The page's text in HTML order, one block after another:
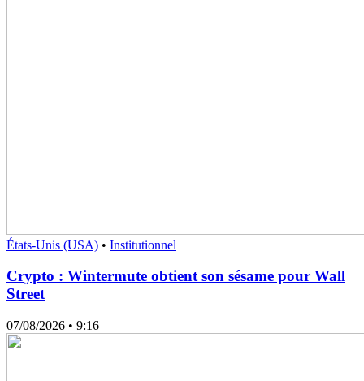
États-Unis (USA) • Institutionnel
Crypto : Wintermute obtient son sésame pour Wall
Street
07/08/2026 • 9:16